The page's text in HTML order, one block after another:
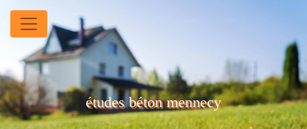
Panneau de gestion des cookies
études béton mennecy